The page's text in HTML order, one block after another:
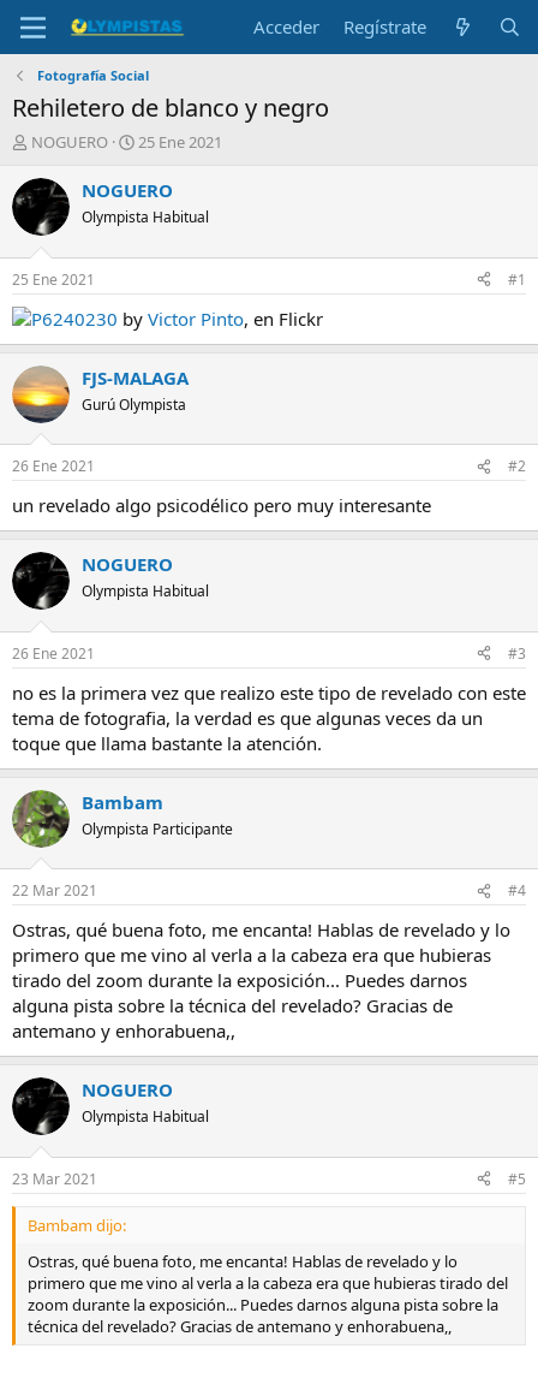
Acceder Regístrate
Fotografía Social
Rehiletero de blanco y negro
I
i
c
a
d
o
r
l
t
e
m
a
NOGUERO
F
c
a
i
n
i
i
o
25 Ene 2021
NOGUERO
Olympista Habitual
25 Ene 2021 #1
P6240230 by Victor Pinto, en Flickr
FJS-MALAGA
Gurú Olympista
26 Ene 2021 #2
un revelado algo psicodélico pero muy interesante
NOGUERO
Olympista Habitual
26 Ene 2021 #3
no es la primera vez que realizo este tipo de revelado con este
tema de fotografia, la verdad es que algunas veces da un
toque que llama bastante la atención.
Bambam
Olympista Participante
22 Mar 2021 #4
Ostras, qué buena foto, me encanta! Hablas de revelado y lo
primero que me vino al verla a la cabeza era que hubieras
tirado del zoom durante la exposición... Puedes darnos
alguna pista sobre la técnica del revelado? Gracias de
antemano y enhorabuena,,
NOGUERO
Olympista Habitual
23 Mar 2021 #5
Bambam dijo:
Ostras, qué buena foto, me encanta! Hablas de revelado y lo
primero que me vino al verla a la cabeza era que hubieras tirado del
zoom durante la exposición... Puedes darnos alguna pista sobre la
técnica del revelado? Gracias de antemano y enhorabuena,,